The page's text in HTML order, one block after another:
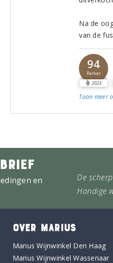
Na de
van de
94
Parker
2023
Toon meer
en
De
Handige
OVER MARIUS
Marius Wijnwinkel Den Haag
Marius Wijnwinkel Wassenaar